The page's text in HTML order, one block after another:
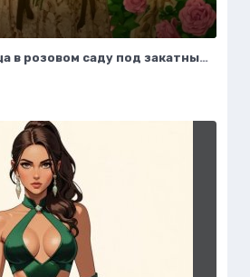
Загадочная красавица в розовом саду под закатным небом. Изображение из нейросети Миджорни